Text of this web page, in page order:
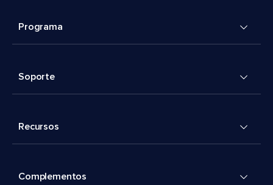
Programa
Soporte
Recursos
Complementos